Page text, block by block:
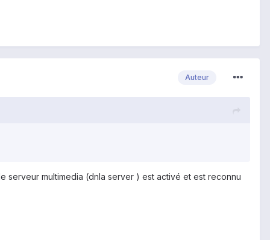
Auteur
serveur multimedia (dnla server ) est activé et est reconnu